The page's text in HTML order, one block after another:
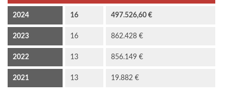
2024 16 497.526,60 €
2023 16 862.428 €
2022 13 856.149 €
2021 13 19.882 €